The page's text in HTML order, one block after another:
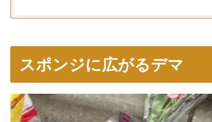
スポンジに広がるデマ